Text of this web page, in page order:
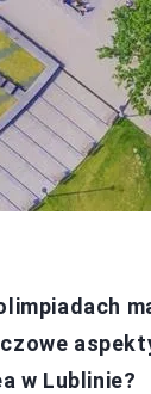
w Lublinie?